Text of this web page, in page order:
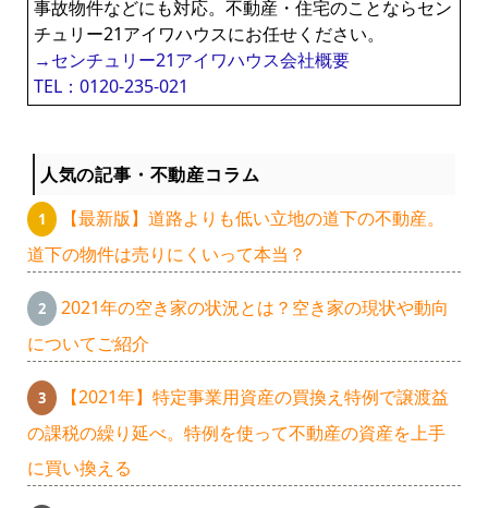
事故物件などにも対応。不動産・住宅のことならセン
チュリー21アイワハウスにお任せください。
→センチュリー21アイワハウス会社概要
TEL：0120-235-021
人気の記事・不動産コラム
【最新版】道路よりも低い立地の道下の不動産。
道下の物件は売りにくいって本当？
2021年の空き家の状況とは？空き家の現状や動向
についてご紹介
【2021年】特定事業用資産の買換え特例で譲渡益
の課税の繰り延べ。特例を使って不動産の資産を上手
に買い換える